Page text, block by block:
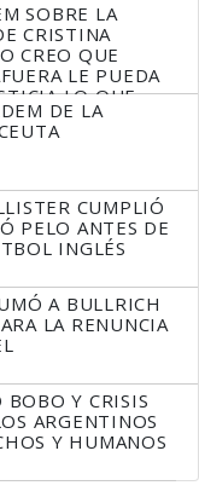
SOBRE LA
CRISTINA
CREO QUE
LE PUEDA
LO QUE
DE LA
CUMPLIÓ
PELO ANTES DE
INGLÉS
A BULLRICH
LA RENUNCIA
Y CRISIS
ARGENTINOS
Y HUMANOS